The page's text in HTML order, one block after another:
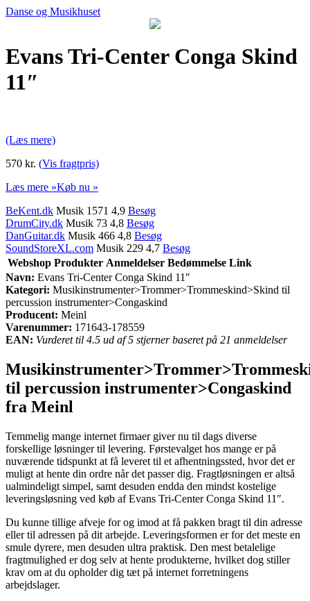
Danse og Musikhuset
Evans Tri-Center Conga Skind
11″
(Læs mere)
570 kr. (Vis fragtpris)
Læs mere »Køb nu »
BeKent.dk Musik 1571 4,9 Besøg
DrumCity.dk Musik 73 4,8 Besøg
DanGuitar.dk Musik 466 4,8 Besøg
SoundStoreXL.com Musik 229 4,7 Besøg
Webshop Produkter Anmeldelser Bedømmelse Link
Navn: Evans Tri-Center Conga Skind 11″
Kategori: Musikinstrumenter>Trommer>Trommeskind>Skind til
percussion instrumenter>Congaskind
Producent: Meinl
Varenummer: 171643-178559
EAN: Vurderet til 4.5 ud af 5 stjerner baseret på 21 anmeldelser
til percussion instrumenter>Congaskind
fra Meinl
Temmelig mange internet firmaer giver nu til dags diverse
forskellige løsninger til levering. Førstevalget hos mange er på
nuværende tidspunkt at få leveret til et afhentningssted, hvor det er
muligt at hente din ordre når det passer dig. Fragtløsningen er altså
ualmindeligt simpel, samt desuden endda den mindst kostelige
leveringsløsning ved køb af Evans Tri-Center Conga Skind 11″.
Du kunne tillige afveje for og imod at få pakken bragt til din adresse
eller til adressen på dit arbejde. Leveringsformen er for det meste en
smule dyrere, men desuden ultra praktisk. Den mest betalelige
fragtmulighed er dog selv at hente produkterne, hvilket dog stiller
krav om at du opholder dig tæt på internet forretningens
arbejdslager.